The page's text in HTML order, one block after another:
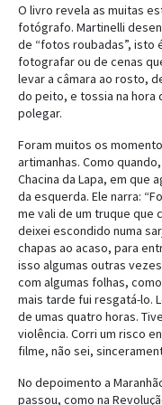
O livro revela as muitas
fotógrafo. Martinelli
de “fotos roubadas”, isto
fotografar ou de cenas
levar a câmara ao rosto,
do peito, e tossia na
polegar.
Foram muitos os
artimanhas. Como
Chacina da Lapa, em que
da esquerda. Ele narra:
me vali de um truque que
deixei escondido numa
chapas ao acaso, para
isso algumas outras
com algumas folhas,
mais tarde fui resgatá-lo.
de umas quatro horas.
violência. Corri um risco
filme, não sei,
No depoimento a
passou, como na